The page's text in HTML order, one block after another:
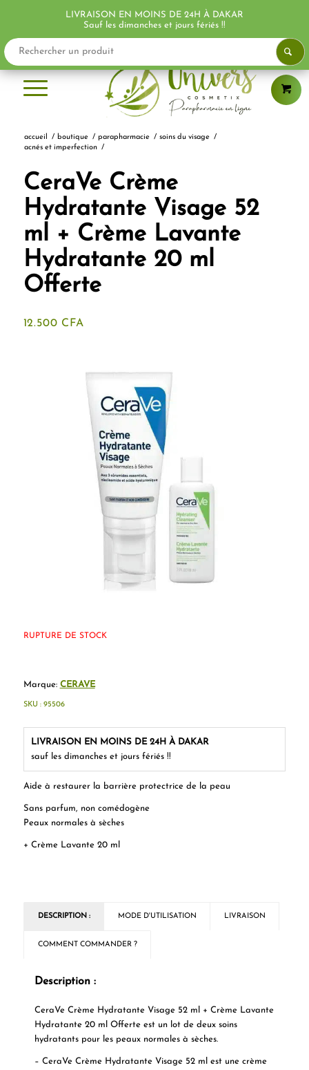
accueil / boutique / parapharmacie / soins du visage
/
acnés et imperfection /
CeraVe Crème
Hydratante Visage 52
ml + Crème Lavante
Hydratante 20 ml
Offerte
12.500 CFA
Aide à restaurer la barrière protectrice de la peau
Sans parfum, non comédogène
Peaux normales à sèches
+ Crème Lavante 20 ml
RUPTURE DE STOCK
Marque: CERAVE
LIVRAISON EN MOINS DE 24H À DAKAR
sauf les dimanches et jours fériés !!
SKU : 95506
DESCRIPTION : MODE D'UTILISATION LIVRAISON
COMMENT COMMANDER ?
Description :
CeraVe Crème Hydratante Visage 52 ml + Crème Lavante
Hydratante 20 ml Offerte est un lot de deux soins
hydratants pour les peaux normales à sèches.
– CeraVe Crème Hydratante Visage 52 ml est une crème
LIVRAISON EN MOINS DE 24H À DAKAR
Sauf les dimanches et jours fériés !!